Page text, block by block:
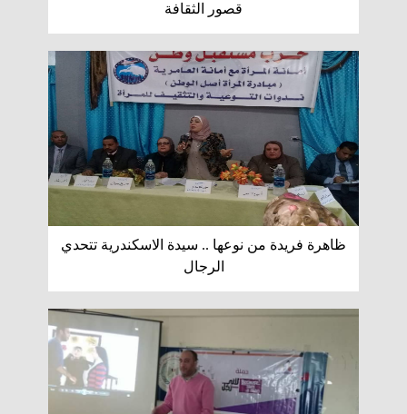
قصور الثقافة
ظاهرة فريدة من نوعها .. سيدة الاسكندرية تتحدي
الرجال